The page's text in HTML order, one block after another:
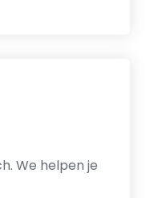
We helpen je